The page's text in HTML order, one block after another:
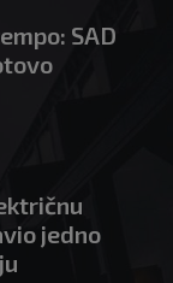
SAD
jedno